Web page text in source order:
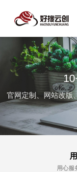
官网定制、网站改版
用心服